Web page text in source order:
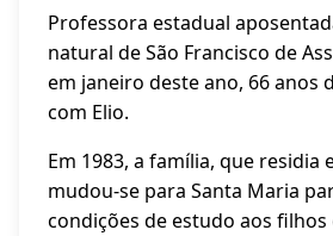
Professora estadual
natural de São Francisco de
em janeiro deste ano, 66 anos
com Elio.
Em 1983, a família, que residia
mudou-se para Santa Maria
condições de estudo aos filhos